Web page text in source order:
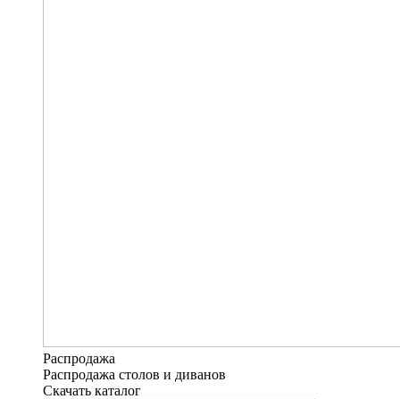
Распродажа
Распродажа столов и диванов
Скачать каталог